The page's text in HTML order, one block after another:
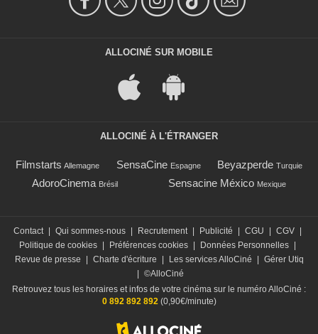
ALLOCINÉ SUR MOBILE
ALLOCINÉ À L'ÉTRANGER
Filmstarts Allemagne SensaCine Espagne Beyazperde Turquie
AdoroCinema Brésil Sensacine México Mexique
Contact Qui sommes-nous Recrutement Publicité CGU CGV
Politique de cookies
Préférences cookies Données Personnelles
Revue de presse
Charte d'écriture Les services AlloCiné
Gérer Utiq
©AlloCiné
Retrouvez tous les horaires et infos de votre cinéma sur le numéro AlloCiné :
0 892 892 892(0,90€/minute)